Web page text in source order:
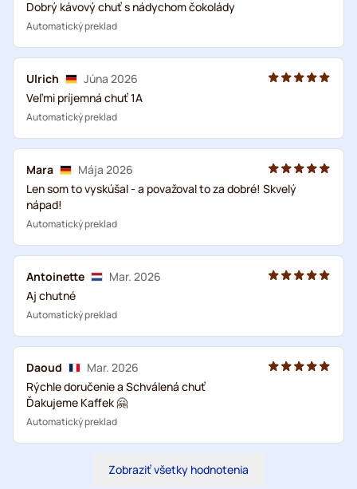
Dobrý kávový chuť s nádychom čokolády
Automatický preklad
Ulrich
Júna 2026
Veľmi príjemná chuť 1A
Automatický preklad
Mara
Mája 2026
Len som to vyskúšal - a považoval to za dobré! Skvelý
nápad!
Automatický preklad
Antoinette
Mar. 2026
Aj chutné
Automatický preklad
Daoud
Mar. 2026
Rýchle doručenie a Schválená chuť
Ďakujeme Kaffek 🤗
Automatický preklad
Zobraziť všetky hodnotenia